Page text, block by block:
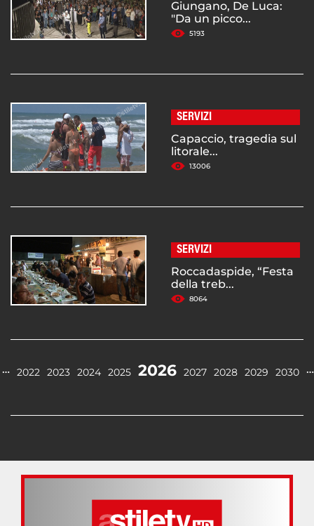
Giungano, De Luca:
"Da un picco...
5193
SERVIZI
Capaccio, tragedia sul
litorale...
13006
SERVIZI
Roccadaspide, “Festa
della treb...
8064
… 2022 2023 2024 2025 2026 2027 2028 2029 2030 …